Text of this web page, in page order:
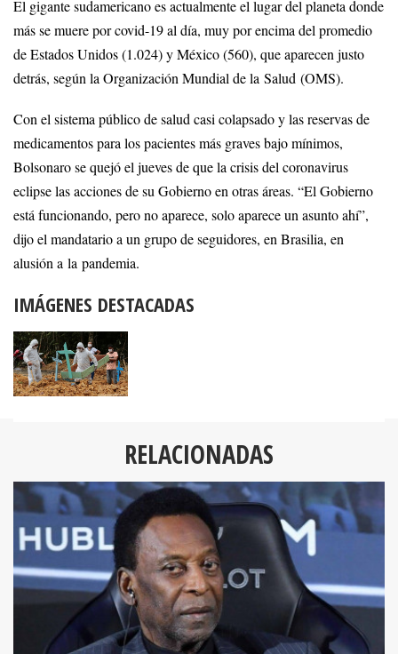
El gigante sudamericano es actualmente el lugar del planeta donde
más se muere por covid-19 al día, muy por encima del promedio
de Estados Unidos (1.024) y México (560), que aparecen justo
detrás, según la Organización Mundial de la Salud (OMS).
Con el sistema público de salud casi colapsado y las reservas de
medicamentos para los pacientes más graves bajo mínimos,
Bolsonaro se quejó el jueves de que la crisis del coronavirus
eclipse las acciones de su Gobierno en otras áreas. “El Gobierno
está funcionando, pero no aparece, solo aparece un asunto ahí”,
dijo el mandatario a un grupo de seguidores, en Brasilia, en
alusión a la pandemia.
IMÁGENES DESTACADAS
RELACIONADAS